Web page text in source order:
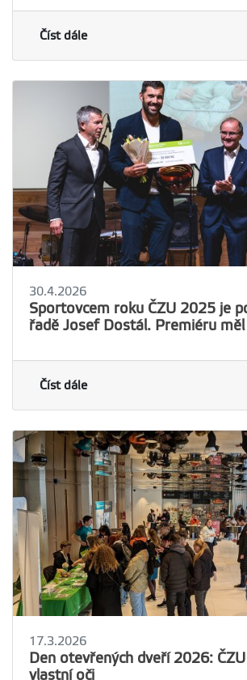
Číst dále
30.4.2026
Sportovcem roku ČZU 2025 je
řadě Josef Dostál. Premiéru
Číst dále
17.3.2026
Den otevřených dveří 2026:
vlastní oči